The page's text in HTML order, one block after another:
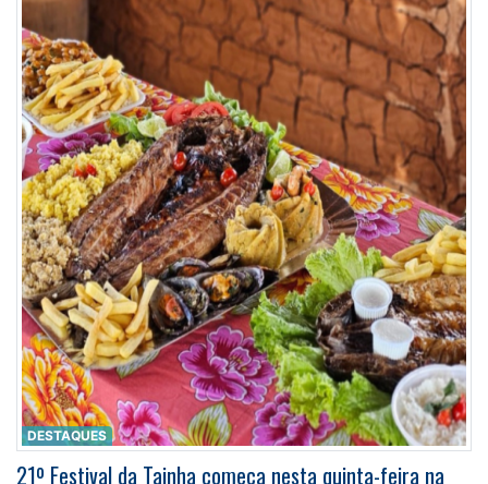
DESTAQUES
21º Festival da Tainha começa nesta quinta-feira na